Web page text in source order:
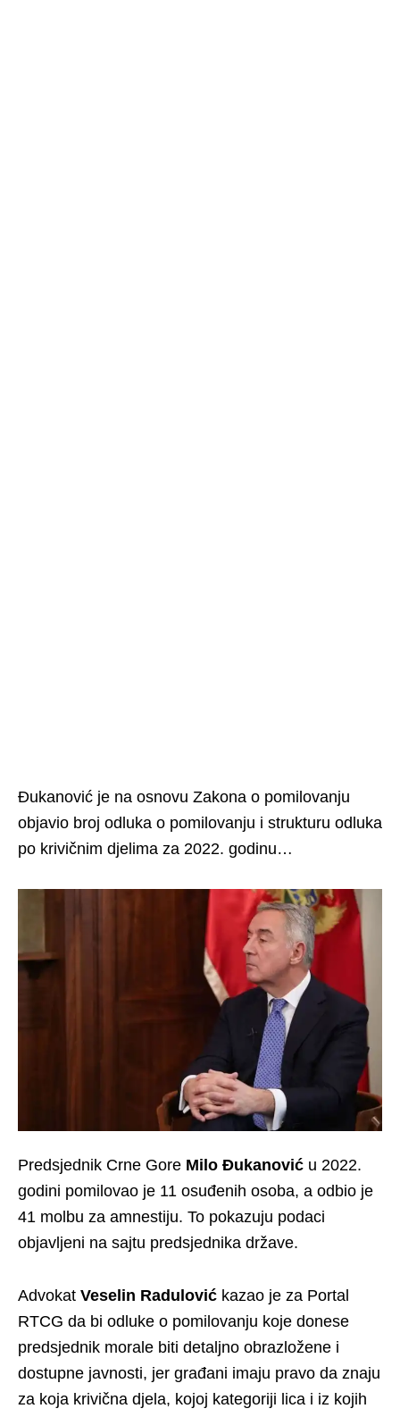
Đukanović je na osnovu Zakona o pomilovanju
objavio broj odluka o pomilovanju i strukturu odluka
po krivičnim djelima za 2022. godinu…
Predsjednik Crne Gore Milo Đukanović u 2022.
godini pomilovao je 11 osuđenih osoba, a odbio je
41 molbu za amnestiju. To pokazuju podaci
objavljeni na sajtu predsjednika države.
Advokat Veselin Radulović kazao je za Portal
RTCG da bi odluke o pomilovanju koje donese
predsjednik morale biti detaljno obrazložene i
dostupne javnosti, jer građani imaju pravo da znaju
za koja krivična djela, kojoj kategoriji lica i iz kojih